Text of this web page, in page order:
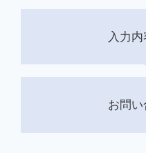
入力
お問い